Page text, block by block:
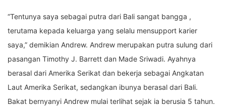
“Tentunya saya sebagai putra dari Bali sangat bangga ,
terutama kepada keluarga yang selalu mensupport karier
saya,” demikian Andrew. Andrew merupakan putra sulung dari
pasangan Timothy J. Barrett dan Made Sriwadi. Ayahnya
berasal dari Amerika Serikat dan bekerja sebagai Angkatan
Laut Amerika Serikat, sedangkan ibunya berasal dari Bali.
Bakat bernyanyi Andrew mulai terlihat sejak ia berusia 5 tahun.